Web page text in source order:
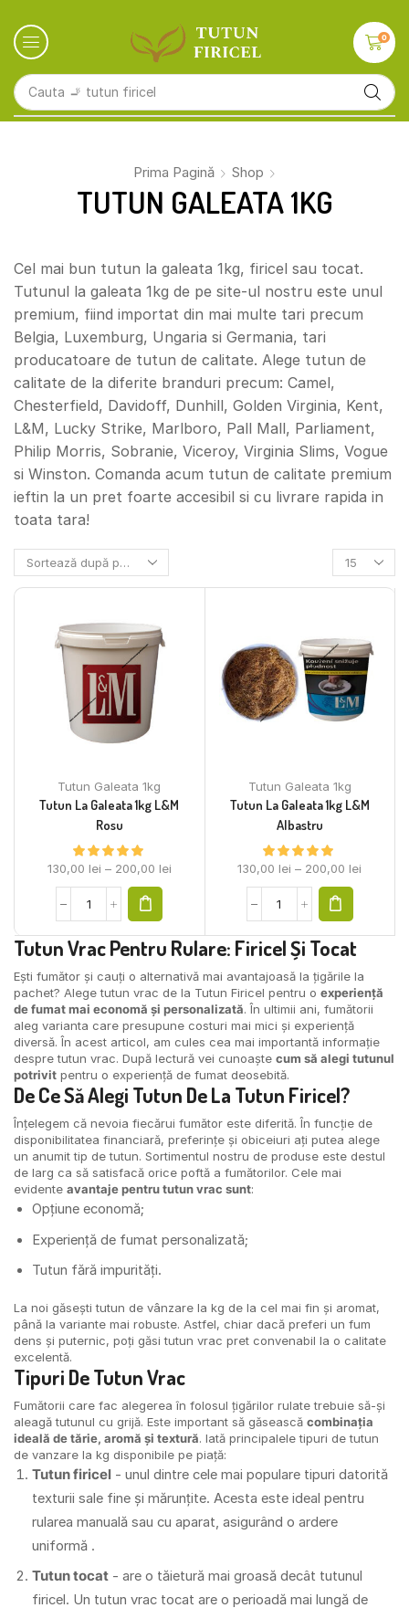
Cauta 🚬 tutun firicel
0
Prima Pagină Shop
TUTUN GALEATA 1KG
Cel mai bun tutun la galeata 1kg, firicel sau tocat.
Tutunul la galeata 1kg de pe site-ul nostru este unul
premium, fiind importat din mai multe tari precum
Belgia, Luxemburg, Ungaria si Germania, tari
producatoare de tutun de calitate. Alege tutun de
calitate de la diferite branduri precum: Camel,
Chesterfield, Davidoff, Dunhill, Golden Virginia, Kent,
L&M, Lucky Strike, Marlboro, Pall Mall, Parliament,
Philip Morris, Sobranie, Viceroy, Virginia Slims, Vogue
si Winston. Comanda acum tutun de calitate premium
ieftin la un pret foarte accesibil si cu livrare rapida in
toata tara!
Tutun Galeata 1kg
Tutun La Galeata 1kg L&M
Rosu
130,00 lei – 200,00 lei
Tutun Galeata 1kg
Tutun La Galeata 1kg L&M
Albastru
130,00 lei – 200,00 lei
Tutun VracPentru Rulare: Firicel Și Tocat
Ești fumător și cauți o alternativă mai avantajoasă la țigările la
pachet? Alege tutun vrac de la Tutun Firicel pentru o experiență
de fumat mai economă și personalizată. În ultimii ani, fumătorii
aleg varianta care presupune costuri mai mici și experiență
diversă. În acest articol, am cules cea mai importantă informație
despre tutun vrac. După lectură vei cunoaște cum să alegi tutunul
potrivit pentru o experiență de fumat deosebită.
De Ce Să Alegi Tutun De La Tutun Firicel?
Înțelegem că nevoia fiecărui fumător este diferită. În funcție de
disponibilitatea financiară, preferințe și obiceiuri ați putea alege
un anumit tip de tutun. Sortimentul nostru de produse este destul
de larg ca să satisfacă orice poftă a fumătorilor. Cele mai
evidente avantaje pentru tutun vrac sunt:
Opțiune economă;
Experiență de fumat personalizată;
Tutun fără impurități.
La noi găsești tutun de vânzare la kg de la cel mai fin și aromat,
până la variante mai robuste. Astfel, chiar dacă preferi un fum
dens și puternic, poți găsi tutun vrac pret convenabil la o calitate
excelentă.
Tipuri De Tutun Vrac
Fumătorii care fac alegerea în folosul țigărilor rulate trebuie să-și
aleagă tutunul cu grijă. Este important să găsească combinația
ideală de tărie, aromă și textură. Iată principalele tipuri de tutun
de vanzare la kg disponibile pe piață:
Tutun firicel - unul dintre cele mai populare tipuri datorită
texturii sale fine și mărunțite. Acesta este ideal pentru
rularea manuală sau cu aparat, asigurând o ardere
uniformă .
Tutun tocat - are o tăietură mai groasă decât tutunul
firicel. Un tutun vrac tocat are o perioadă mai lungă de